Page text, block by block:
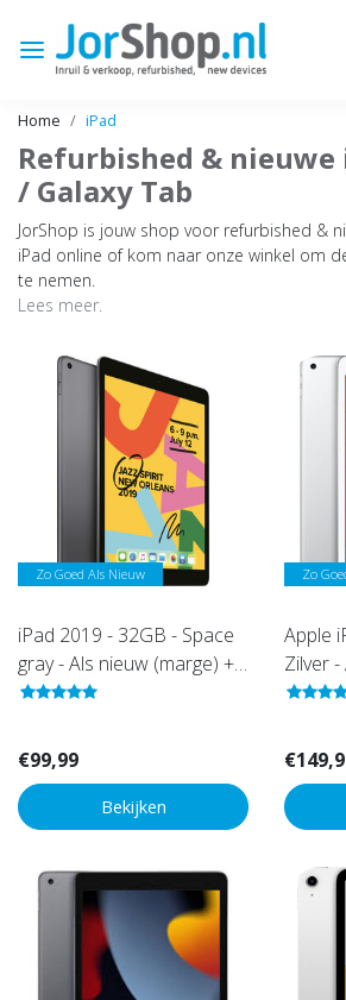
Home iPad
Refurbished & nieuwe
/ Galaxy Tab
JorShop is jouw shop voor refurbished &
iPad online of kom naar onze winkel om
te nemen.
Lees meer.
Zo Goed Als Nieuw
iPad 2019 - 32GB - Space
gray - Als nieuw (marge) +
Kids Guard Tablet Case
€99,99
Bekijken
Zo
Apple
Zilver